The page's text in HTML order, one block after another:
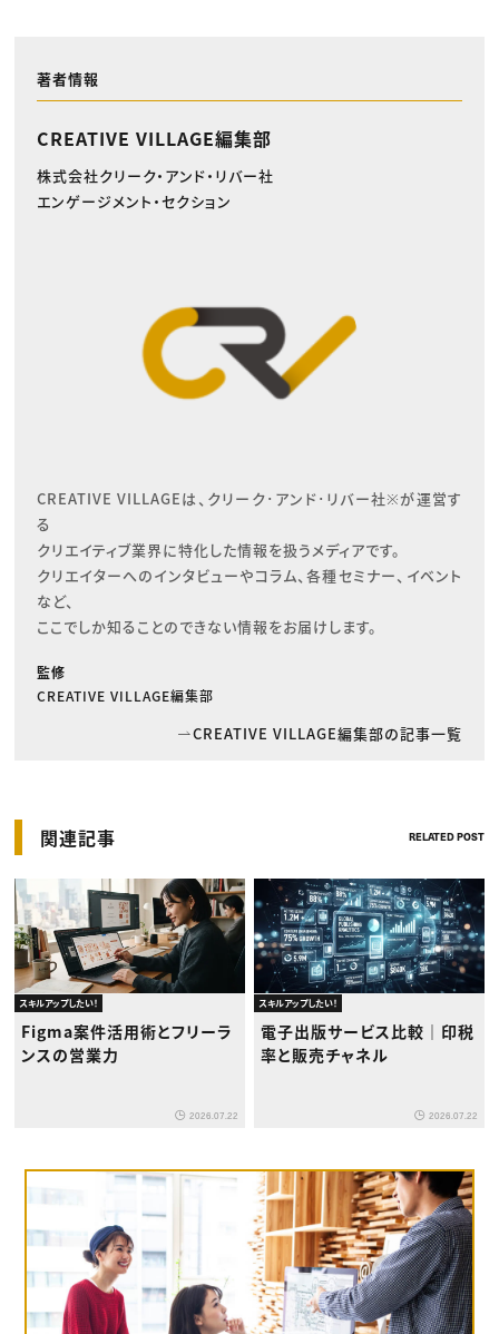
著者情報
CREATIVE VILLAGE編集部
株式会社クリーク・アンド・リバー社
エンゲージメント・セクション
CREATIVE VILLAGEは、クリーク･アンド･リバー社※が運営す
る
クリエイティブ業界に特化した情報を扱うメディアです。
クリエイターへのインタビューやコラム、各種セミナー、イベント
など、
ここでしか知ることのできない情報をお届けします。
監修
CREATIVE VILLAGE編集部
CREATIVE VILLAGE編集部の記事一覧
関連記事 RELATED POST
スキルアップしたい！
Figma案件活用術とフリーラ
ンスの営業力
2026.07.22
スキルアップしたい！
電子出版サービス比較｜印税
率と販売チャネル
2026.07.22